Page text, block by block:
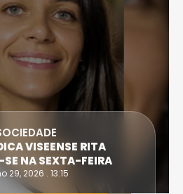
DAIRE SUPERA PROVA
E TORNA-SE
28, 2026 . 16:14